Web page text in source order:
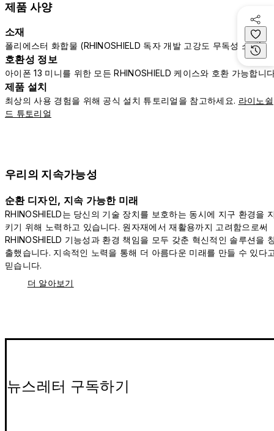
제품 사양
소재
폴리에스터 화합물 (RHINOSHIELD 독자 개발 고강도 무독성 소재)
호환성 정보
아이폰 13 미니를 위한 모든 RHINOSHIELD 케이스와 호환 가능합니
제품 설치
최상의 사용 경험을 위해 공식 설치 튜토리얼을 참고하세요. 라이노쉴
드 튜토리얼
우리의 지속가능성
순환 디자인, 지속 가능한 미래
RHINOSHIELD는 당신의 기술 장치를 보호하는 동시에 지구 환경을
키기 위해 노력하고 있습니다. 원자재에서 재활용까지 고려함으로써
RHINOSHIELD 기능성과 환경 책임을 모두 갖춘 혁신적인 솔루션을
출했습니다. 지속적인 노력을 통해 더 아름다운 미래를 만들 수 있다
믿습니다.
더 알아보기
뉴스레터 구독하기